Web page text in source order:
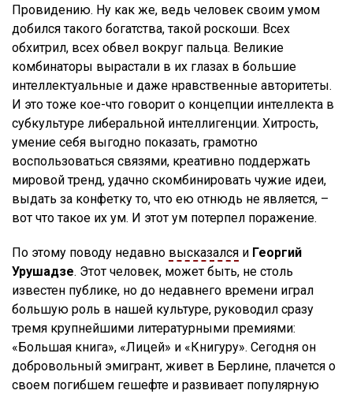
Провидению. Ну как же, ведь человек своим умом
добился такого богатства, такой роскоши. Всех
обхитрил, всех обвел вокруг пальца. Великие
комбинаторы вырастали в их глазах в большие
интеллектуальные и даже нравственные авторитеты.
И это тоже кое-что говорит о концепции интеллекта в
субкультуре либеральной интеллигенции. Хитрость,
умение себя выгодно показать, грамотно
воспользоваться связями, креативно поддержать
мировой тренд, удачно скомбинировать чужие идеи,
выдать за конфетку то, что ею отнюдь не является, –
вот что такое их ум. И этот ум потерпел поражение.
По этому поводу недавно высказался и Георгий
Урушадзе. Этот человек, может быть, не столь
известен публике, но до недавнего времени играл
большую роль в нашей культуре, руководил сразу
тремя крупнейшими литературными премиями:
«Большая книга», «Лицей» и «Книгуру». Сегодня он
добровольный эмигрант, живет в Берлине, плачется о
своем погибшем гешефте и развивает популярную